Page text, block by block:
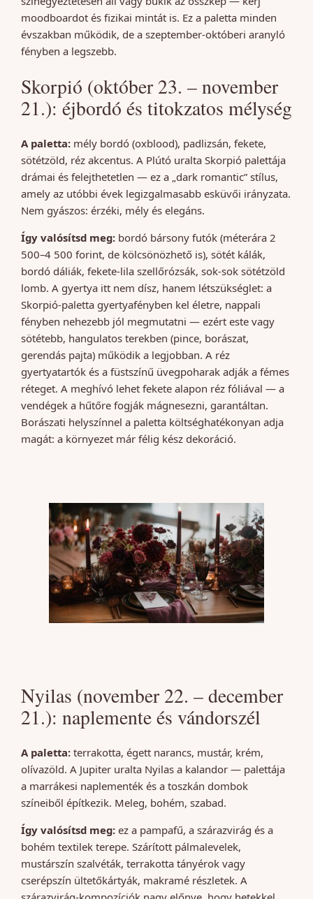
moodboardot és fizikai mintát is. Ez a paletta minden
évszakban működik, de a szeptember-októberi aranyló
fényben a legszebb.
Skorpió (október 23. – november
21.): éjbordó és titokzatos mélység
A paletta: mély bordó (oxblood), padlizsán, fekete,
sötétzöld, réz akcentus. A Plútó uralta Skorpió palettája
drámai és felejthetetlen — ez a „dark romantic” stílus,
amely az utóbbi évek legizgalmasabb esküvői irányzata.
Nem gyászos: érzéki, mély és elegáns.
Így valósítsd meg: bordó bársony futók (méterára 2
500–4 500 forint, de kölcsönözhető is), sötét kálák,
bordó dáliák, fekete-lila szellőrózsák, sok-sok sötétzöld
lomb. A gyertya itt nem dísz, hanem létszükséglet: a
Skorpió-paletta gyertyafényben kel életre, nappali
fényben nehezebb jól megmutatni — ezért este vagy
sötétebb, hangulatos terekben (pince, borászat,
gerendás pajta) működik a legjobban. A réz
gyertyatartók és a füstszínű üvegpoharak adják a fémes
réteget. A meghívó lehet fekete alapon réz fóliával — a
vendégek a hűtőre fogják mágnesezni, garantáltan.
Borászati helyszínnel a paletta költséghatékonyan adja
magát: a környezet már félig kész dekoráció.
Nyilas (november 22. – december
21.): naplemente és vándorszél
A paletta: terrakotta, égett narancs, mustár, krém,
olívazöld. A Jupiter uralta Nyilas a kalandor — palettája
a marrákesi naplementék és a toszkán dombok
színeiből építkezik. Meleg, bohém, szabad.
Így valósítsd meg: ez a pampafű, a szárazvirág és a
bohém textilek terepe. Szárított pálmalevelek,
mustárszín szalvéták, terrakotta tányérok vagy
cserépszín ültetőkártyák, makramé részletek. A